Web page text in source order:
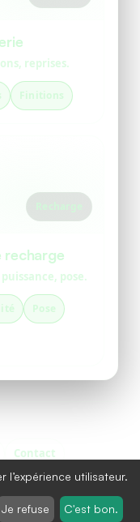
reprises.
Finitions
recharge
pose.
Pose
Contact
utilisateur.
Je refuse C'est bon.